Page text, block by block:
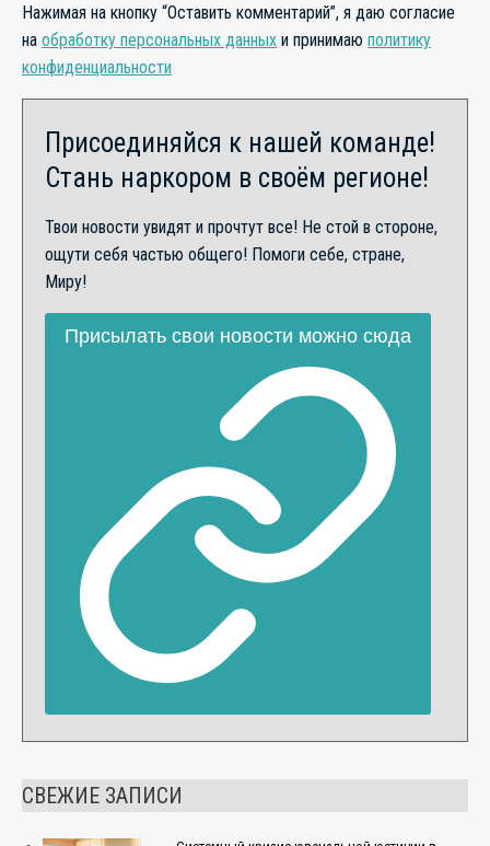
Нажимая на кнопку “Оставить комментарий”, я даю согласие
на обработку персональных данных и принимаю политику
конфиденциальности
Присоединяйся к нашей команде!
Стань наркором в своём регионе!
Твои новости увидят и прочтут все! Не стой в стороне,
ощути себя частью общего! Помоги себе, стране,
Миру!
Присылать свои новости можно сюда
СВЕЖИЕ ЗАПИСИ